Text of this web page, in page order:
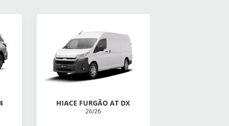
HIACE FURGÃO AT DX
26/26